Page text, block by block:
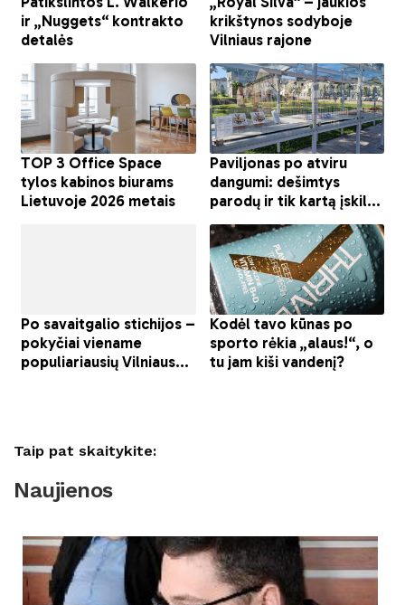
Taip pat skaitykite:
Naujienos